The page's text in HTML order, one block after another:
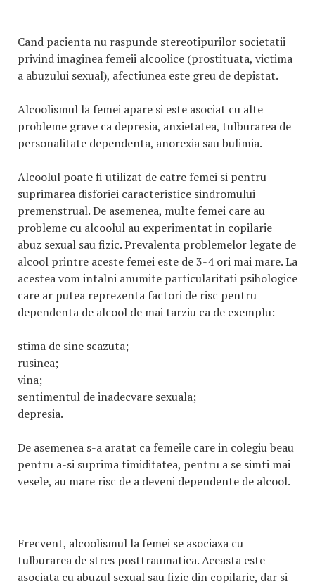
Cand pacienta nu raspunde stereotipurilor societatii
privind imaginea femeii alcoolice (prostituata, victima
a abuzului sexual), afectiunea este greu de depistat.
Alcoolismul la femei apare si este asociat cu alte
probleme grave ca depresia, anxietatea, tulburarea de
personalitate dependenta, anorexia sau bulimia.
Alcoolul poate fi utilizat de catre femei si pentru
suprimarea disforiei caracteristice sindromului
premenstrual. De asemenea, multe femei care au
probleme cu alcoolul au experimentat in copilarie
abuz sexual sau fizic. Prevalenta problemelor legate de
alcool printre aceste femei este de 3-4 ori mai mare. La
acestea vom intalni anumite particularitati psihologice
care ar putea reprezenta factori de risc pentru
dependenta de alcool de mai tarziu ca de exemplu:
stima de sine scazuta;
rusinea;
vina;
sentimentul de inadecvare sexuala;
depresia.
De asemenea s-a aratat ca femeile care in colegiu beau
pentru a-si suprima timiditatea, pentru a se simti mai
vesele, au mare risc de a deveni dependente de alcool.
Frecvent, alcoolismul la femei se asociaza cu
tulburarea de stres posttraumatica. Aceasta este
asociata cu abuzul sexual sau fizic din copilarie, dar si